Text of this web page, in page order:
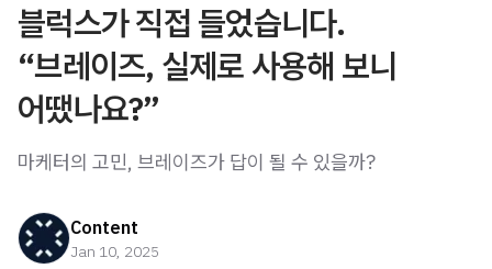
블럭스가 직접 들었습니다.
“브레이즈, 실제로 사용해 보니
어땠나요?”
마케터의 고민, 브레이즈가 답이 될 수 있을까?
Content
Jan 10, 2025